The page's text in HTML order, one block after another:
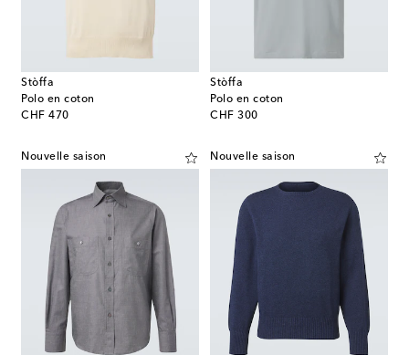
Stòffa
Polo en coton
CHF 470
original price
Stòffa
Polo en coton
CHF 300
original price
Nouvelle saison Nouvelle saison